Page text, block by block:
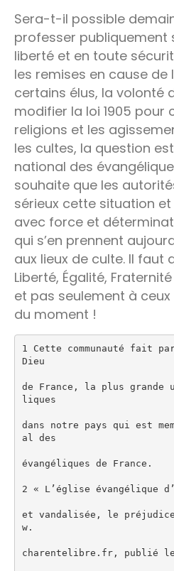
Sera-t-il possible
professer publiquement
liberté et en toute
les remises en cause de
certains élus, la volonté
modifier la loi 1905 pour
religions et les
les cultes, la question
national des
souhaite que les
sérieux cette situation
avec force et
qui s’en prennent
aux lieux de culte. Il faut
Liberté, Égalité,
et pas seulement à
du moment !
1 Cette communauté fait
Dieu
de France, la plus grande
liques
dans notre pays qui est
al des
évangéliques de France.
2 « L’église évangélique
et vandalisée, le
w.
charentelibre.fr, publié le